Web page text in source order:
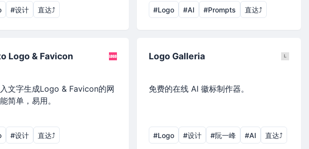
#设计 直达⤴︎ #Logo #AI #Prompts 直达⤴︎
Logo & Favicon
文字生成Logo & Favicon的网
简单，易用。
#设计 直达⤴︎
Logo Galleria
免费的在线 AI 徽标制作器。
#Logo #设计 #阮一峰 #AI 直达⤴︎